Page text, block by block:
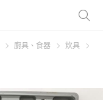
廚具、食器
炊具